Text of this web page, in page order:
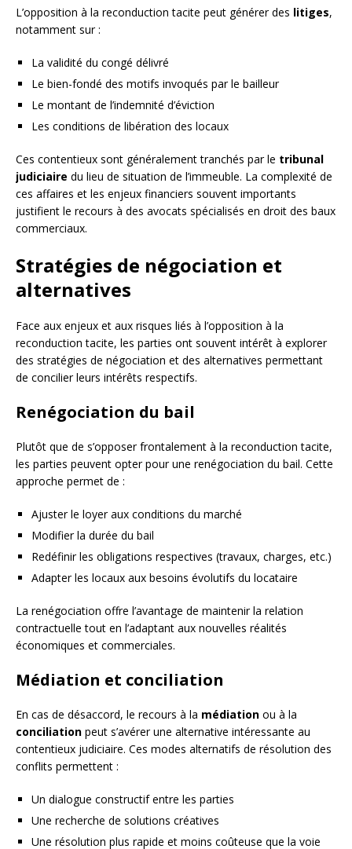
L’opposition à la reconduction tacite peut générer des litiges,
notamment sur :
La validité du congé délivré
Le bien-fondé des motifs invoqués par le bailleur
Le montant de l’indemnité d’éviction
Les conditions de libération des locaux
Ces contentieux sont généralement tranchés par le tribunal
judiciaire du lieu de situation de l’immeuble. La complexité de
ces affaires et les enjeux financiers souvent importants
justifient le recours à des avocats spécialisés en droit des baux
commerciaux.
Stratégies de négociation et
alternatives
Face aux enjeux et aux risques liés à l’opposition à la
reconduction tacite, les parties ont souvent intérêt à explorer
des stratégies de négociation et des alternatives permettant
de concilier leurs intérêts respectifs.
Renégociation du bail
Plutôt que de s’opposer frontalement à la reconduction tacite,
les parties peuvent opter pour une renégociation du bail. Cette
approche permet de :
Ajuster le loyer aux conditions du marché
Modifier la durée du bail
Redéfinir les obligations respectives (travaux, charges, etc.)
Adapter les locaux aux besoins évolutifs du locataire
La renégociation offre l’avantage de maintenir la relation
contractuelle tout en l’adaptant aux nouvelles réalités
économiques et commerciales.
Médiation et conciliation
En cas de désaccord, le recours à la médiation ou à la
conciliation peut s’avérer une alternative intéressante au
contentieux judiciaire. Ces modes alternatifs de résolution des
conflits permettent :
Un dialogue constructif entre les parties
Une recherche de solutions créatives
Une résolution plus rapide et moins coûteuse que la voie